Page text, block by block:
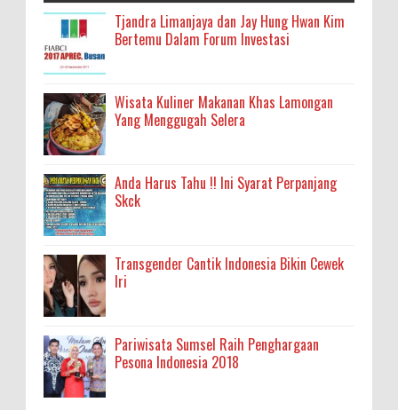
Tjandra Limanjaya dan Jay Hung Hwan Kim
Bertemu Dalam Forum Investasi
Wisata Kuliner Makanan Khas Lamongan
Yang Menggugah Selera
Anda Harus Tahu !! Ini Syarat Perpanjang
Skck
Transgender Cantik Indonesia Bikin Cewek
Iri
Pariwisata Sumsel Raih Penghargaan
Pesona Indonesia 2018